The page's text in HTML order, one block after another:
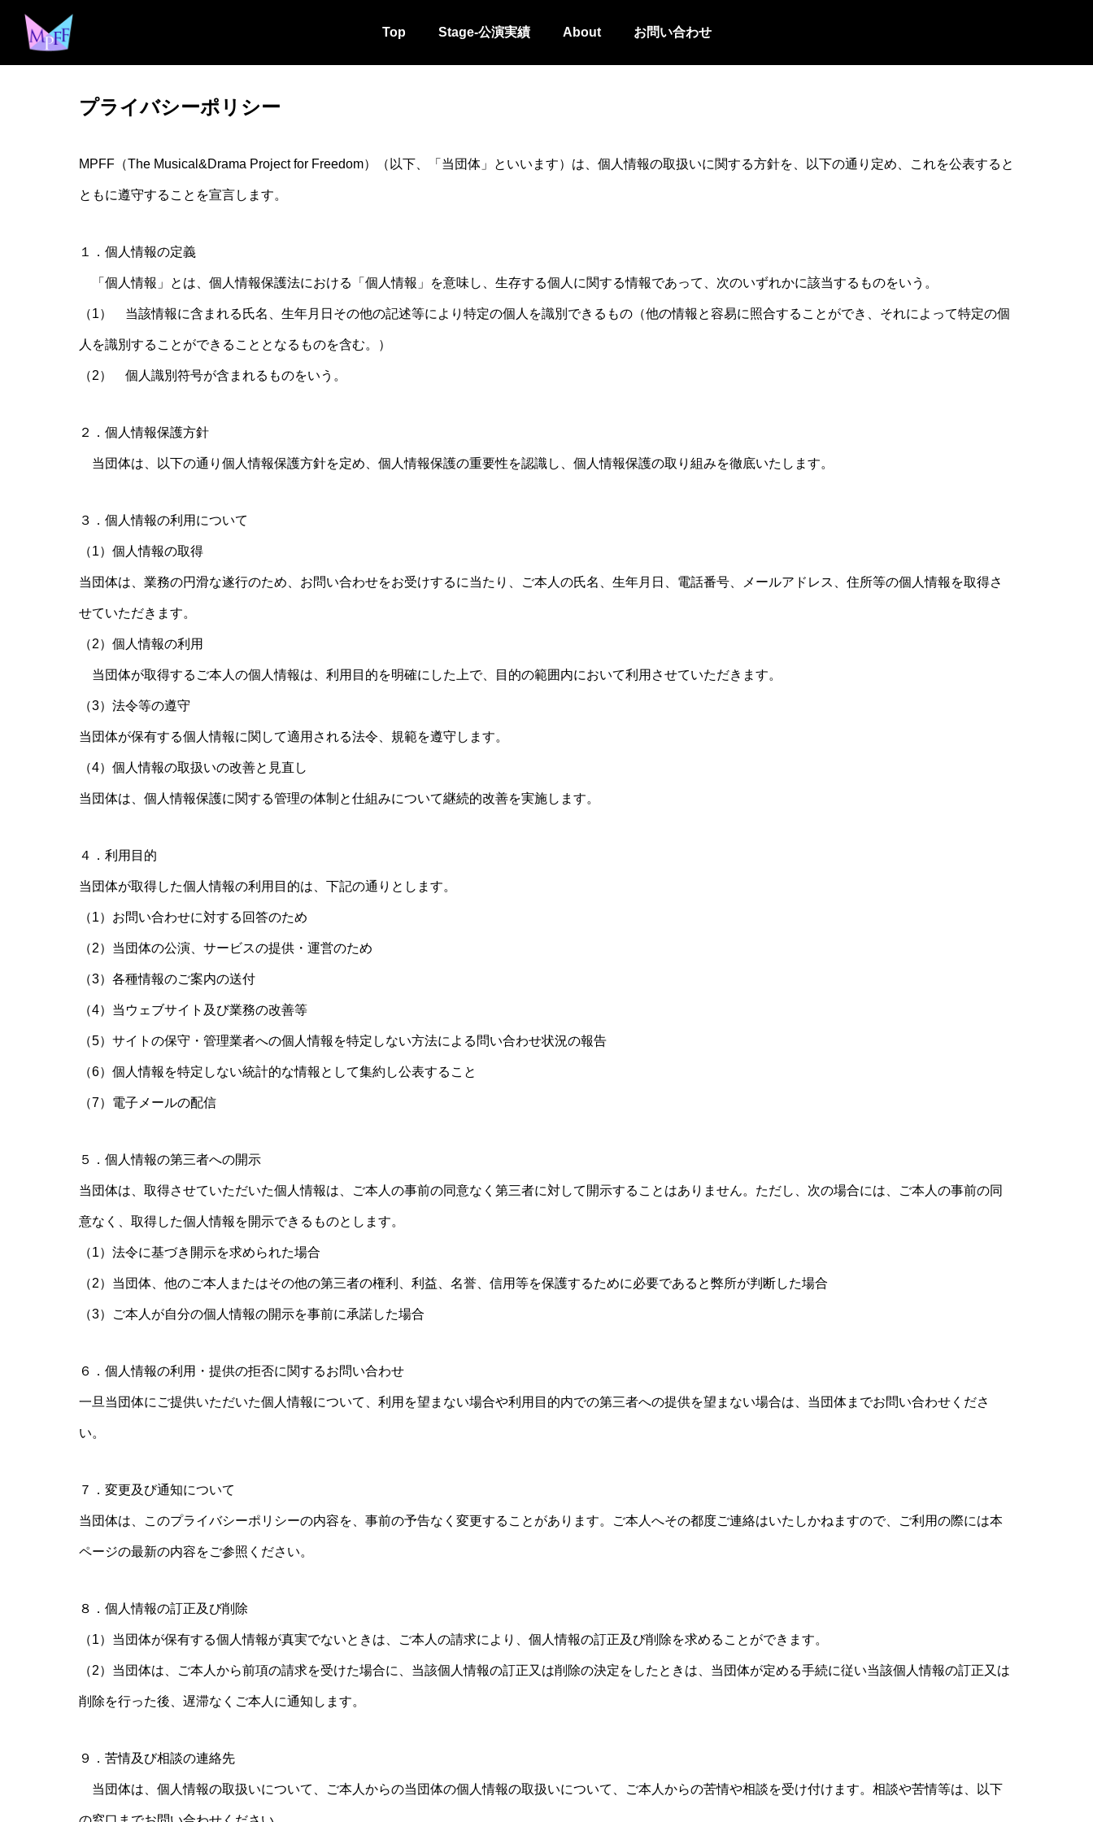
Top Stage-公演実績 About お問い合わせ
プライバシーポリシー
MPFF（The Musical&Drama Project for Freedom）（以下、「当団体」といいます）は、個人情報の取扱いに関する方針を、以下の通り定め、これを公表すると
ともに遵守することを宣言します。
１．個人情報の定義
「個人情報」とは、個人情報保護法における「個人情報」を意味し、生存する個人に関する情報であって、次のいずれかに該当するものをいう。
（1） 当該情報に含まれる氏名、生年月日その他の記述等により特定の個人を識別できるもの（他の情報と容易に照合することができ、それによって特定の個
人を識別することができることとなるものを含む。）
（2） 個人識別符号が含まれるものをいう。
２．個人情報保護方針
当団体は、以下の通り個人情報保護方針を定め、個人情報保護の重要性を認識し、個人情報保護の取り組みを徹底いたします。
３．個人情報の利用について
（1）個人情報の取得
当団体は、業務の円滑な遂行のため、お問い合わせをお受けするに当たり、ご本人の氏名、生年月日、電話番号、メールアドレス、住所等の個人情報を取得さ
せていただきます。
（2）個人情報の利用
当団体が取得するご本人の個人情報は、利用目的を明確にした上で、目的の範囲内において利用させていただきます。
（3）法令等の遵守
当団体が保有する個人情報に関して適用される法令、規範を遵守します。
（4）個人情報の取扱いの改善と見直し
当団体は、個人情報保護に関する管理の体制と仕組みについて継続的改善を実施します。
４．利用目的
当団体が取得した個人情報の利用目的は、下記の通りとします。
（1）お問い合わせに対する回答のため
（2）当団体の公演、サービスの提供・運営のため
（3）各種情報のご案内の送付
（4）当ウェブサイト及び業務の改善等
（5）サイトの保守・管理業者への個人情報を特定しない方法による問い合わせ状況の報告
（6）個人情報を特定しない統計的な情報として集約し公表すること
（7）電子メールの配信
５．個人情報の第三者への開示
当団体は、取得させていただいた個人情報は、ご本人の事前の同意なく第三者に対して開示することはありません。ただし、次の場合には、ご本人の事前の同
意なく、取得した個人情報を開示できるものとします。
（1）法令に基づき開示を求められた場合
（2）当団体、他のご本人またはその他の第三者の権利、利益、名誉、信用等を保護するために必要であると弊所が判断した場合
（3）ご本人が自分の個人情報の開示を事前に承諾した場合
６．個人情報の利用・提供の拒否に関するお問い合わせ
一旦当団体にご提供いただいた個人情報について、利用を望まない場合や利用目的内での第三者への提供を望まない場合は、当団体までお問い合わせくださ
い。
７．変更及び通知について
当団体は、このプライバシーポリシーの内容を、事前の予告なく変更することがあります。ご本人へその都度ご連絡はいたしかねますので、ご利用の際には本
ページの最新の内容をご参照ください。
８．個人情報の訂正及び削除
（1）当団体が保有する個人情報が真実でないときは、ご本人の請求により、個人情報の訂正及び削除を求めることができます。
（2）当団体は、ご本人から前項の請求を受けた場合に、当該個人情報の訂正又は削除の決定をしたときは、当団体が定める手続に従い当該個人情報の訂正又は
削除を行った後、遅滞なくご本人に通知します。
９．苦情及び相談の連絡先
当団体は、個人情報の取扱いについて、ご本人からの当団体の個人情報の取扱いについて、ご本人からの苦情や相談を受け付けます。相談や苦情等は、以下